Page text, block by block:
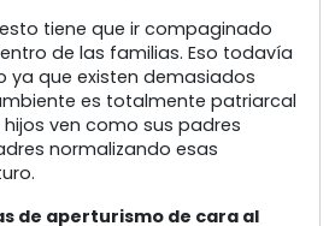
tiene que ir compaginado
de las familias. Eso todavía
ya que existen demasiados
es totalmente patriarcal
ven como sus padres
normalizando esas
de aperturismo de cara al